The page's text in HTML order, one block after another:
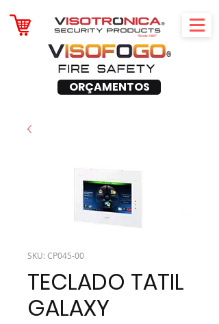
ORÇAMENTOS
SKU: CP045-00
TECLADO TATIL
GALAXY